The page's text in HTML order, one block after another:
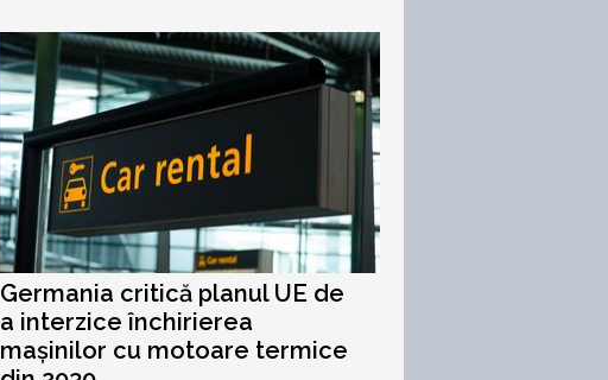
Germania critică planul UE de
a interzice închirierea
mașinilor cu motoare termice